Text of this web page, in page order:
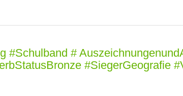
#Schulband #
#SiegerGeografie